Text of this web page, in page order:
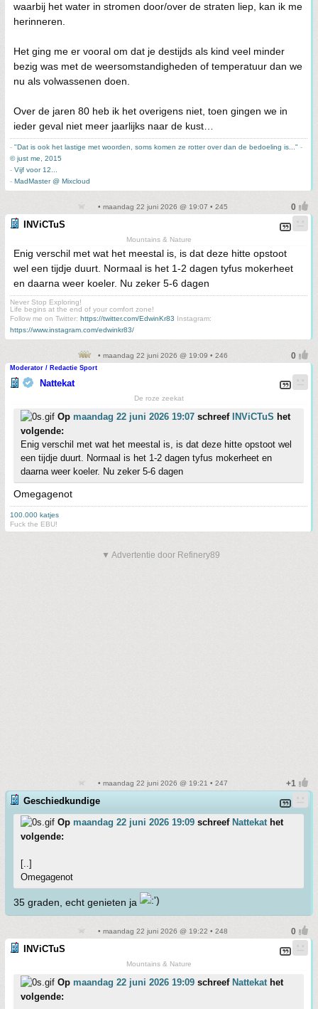
waarbij het water in stromen door/over de straten liep, kan ik me
herinneren.
Het ging me er vooral om dat je destijds als kind veel minder
bezig was met de weersomstandigheden of temperatuur dan we
nu als volwassenen doen.
Over de jaren 80 heb ik het overigens niet, toen gingen we in
ieder geval niet meer jaarlijks naar de kust…
- "Dat is ook het lastige met woorden, soms komen ze rotter over dan de bedoeling is..." -
© just me, 2015
- Vijf voor 12...
- MadMaster @ Mixcloud
• maandag 22 juni 2026 @ 19:07 • 245
INViCTuS
Mountains & Nature
Enig verschil met wat het meestal is, is dat deze hitte opstoot
wel een tijdje duurt. Normaal is het 1-2 dagen tyfus mokerheet
en daarna weer koeler. Nu zeker 5-6 dagen
Never Stop Exploring!
Life begins at the end of your comfort zone!
Follow me on Twitter: https://twitter.com/EdwinKr83 Instagram:
https://www.instagram.com/edwinkr83/
• maandag 22 juni 2026 @ 19:09 • 246
Moderator / Redactie Sport
Nattekat
De roze zeekat
Op maandag 22 juni 2026 19:07 schreef INViCTuS het
volgende:
Enig verschil met wat het meestal is, is dat deze hitte opstoot wel
een tijdje duurt. Normaal is het 1-2 dagen tyfus mokerheet en
daarna weer koeler. Nu zeker 5-6 dagen
Omegagenot
100.000 katjes
Fuck the EBU!
▼ Advertentie door Refinery89
• maandag 22 juni 2026 @ 19:21 • 247
Geschiedkundige
Op maandag 22 juni 2026 19:09 schreef Nattekathet
volgende:
[..]
Omegagenot
35 graden, echt genieten ja
• maandag 22 juni 2026 @ 19:22 • 248
INViCTuS
Mountains & Nature
Op maandag 22 juni 2026 19:09 schreef Nattekathet
volgende: